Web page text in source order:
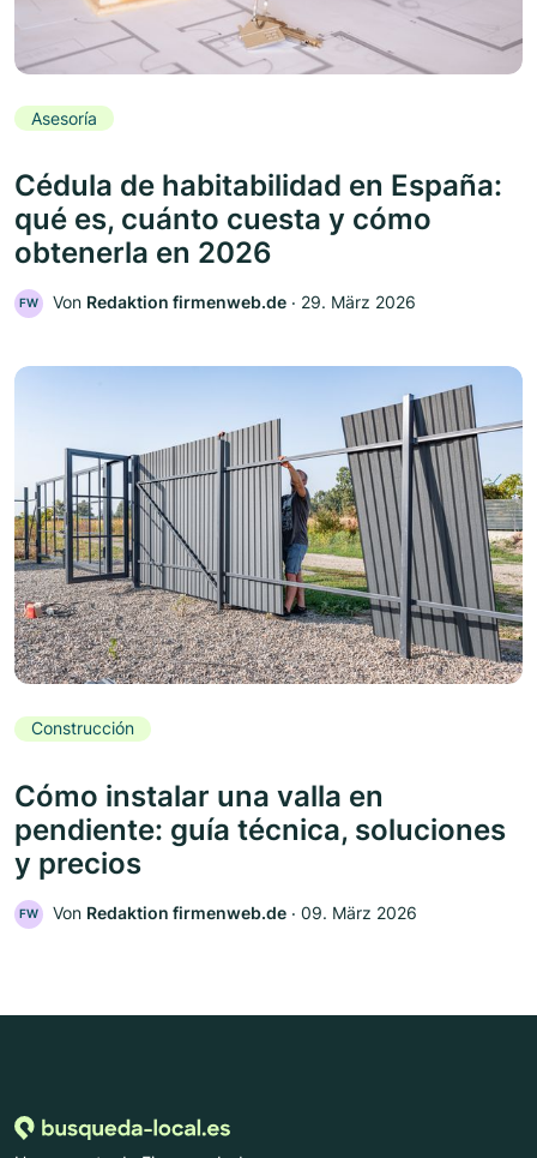
Asesoría
Cédula de habitabilidad en España:
qué es, cuánto cuesta y cómo
obtenerla en 2026
FW Von Redaktion firmenweb.de ‧ 29. März 2026
Construcción
Cómo instalar una valla en
pendiente: guía técnica, soluciones
y precios
FW Von Redaktion firmenweb.de ‧ 09. März 2026